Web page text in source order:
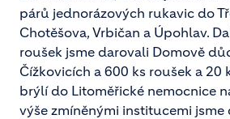
párů jednorázových rukavic do
Chotěšova, Vrbičan a Úpohlav.
roušek jsme darovali Domově
Čížkovicích a 600 ks roušek a 20
brýlí do Litoměřické nemocnice
výše zmíněnými institucemi jsme